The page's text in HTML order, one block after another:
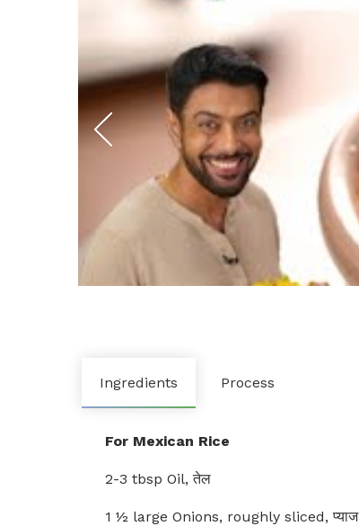
Ingredients Process
For Mexican Rice
2-3 tbsp Oil, तेल
1 ½ large Onions, roughly sliced, प्याज